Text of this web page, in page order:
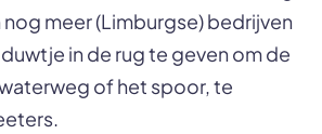
meer (Limburgse) bedrijven
in de rug te geven om de
of het spoor, te